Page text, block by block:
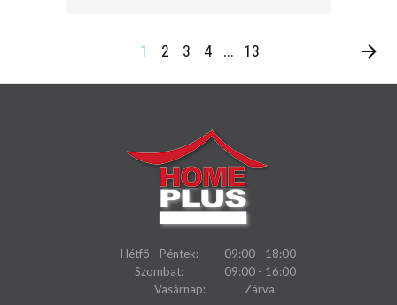
1 2 3 4 ... 13
Hétfő - Péntek:
09:00 - 18:00
Szombat:
09:00 - 16:00
Vasárnap:
Zárva